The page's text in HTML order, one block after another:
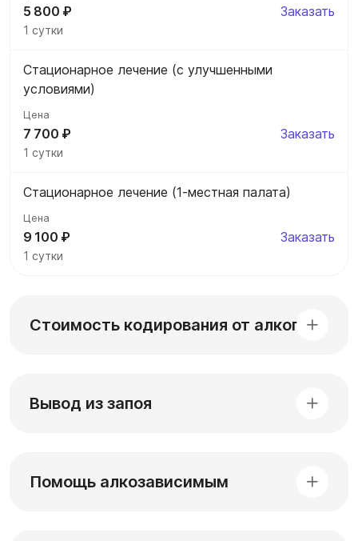
5 800 ₽
1 сутки
Заказать
Стационарное лечение (с улучшенными
условиями)
7 700 ₽
1 сутки
Заказать
Стационарное лечение (1-местная палата)
9 100 ₽
1 сутки
Заказать
Стоимость кодирования от алкоголя
Вывод из запоя
Помощь алкозависимым